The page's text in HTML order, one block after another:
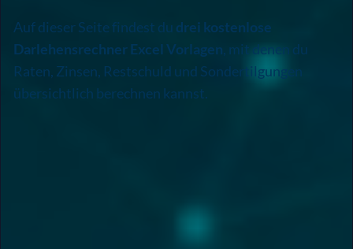
Auf dieser Seite findest du drei kostenlose
Darlehensrechner Excel Vorlagen, mit denen du
Raten, Zinsen, Restschuld und Sondertilgungen
übersichtlich berechnen kannst.